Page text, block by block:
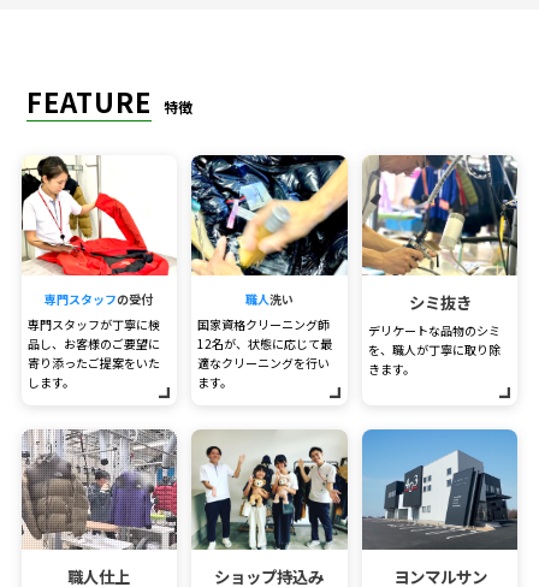
FEATURE 特徴
専門スタッフの受付
専門スタッフが丁寧に検
品し、お客様のご要望に
寄り添ったご提案をいた
します。
職人洗い
国家資格クリーニング師
12名が、状態に応じて最
適なクリーニングを行い
ます。
シミ抜き
デリケートな品物のシミ
を、職人が丁寧に取り除
きます。
職人仕上 ショップ持込み ヨンマルサン